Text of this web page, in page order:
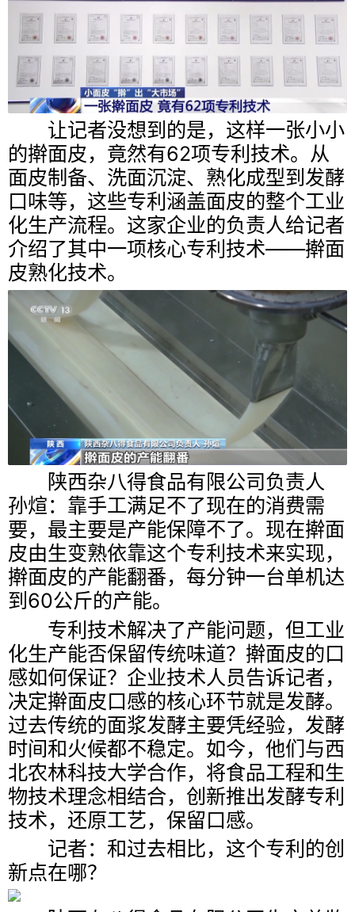
让记者没想到的是，这样一张小小
的擀面皮，竟然有62项专利技术。从
面皮制备、洗面沉淀、熟化成型到发酵
口味等，这些专利涵盖面皮的整个工业
化生产流程。这家企业的负责人给记者
介绍了其中一项核心专利技术——擀面
皮熟化技术。
陕西杂八得食品有限公司负责人
孙煊：靠手工满足不了现在的消费需
要，最主要是产能保障不了。现在擀面
皮由生变熟依靠这个专利技术来实现，
擀面皮的产能翻番，每分钟一台单机达
到60公斤的产能。
专利技术解决了产能问题，但工业
化生产能否保留传统味道？擀面皮的口
感如何保证？企业技术人员告诉记者，
决定擀面皮口感的核心环节就是发酵。
过去传统的面浆发酵主要凭经验，发酵
时间和火候都不稳定。如今，他们与西
北农林科技大学合作，将食品工程和生
物技术理念相结合，创新推出发酵专利
技术，还原工艺，保留口感。
记者：和过去相比，这个专利的创
新点在哪？